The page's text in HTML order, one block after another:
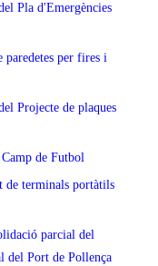
Pla d'Emergències
paredetes per fires i
Projecte de plaques
de Futbol
de terminals portàtils
parcial del
del Port de Pollença